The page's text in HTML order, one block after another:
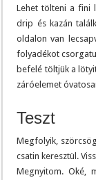
Lehet tölteni a fini
drip és kazán
oldalon van
folyadékot
befelé töltjük a
záróelemet
Teszt
Megfolyik,
csatin keresztül.
Megnyitom. Oké,